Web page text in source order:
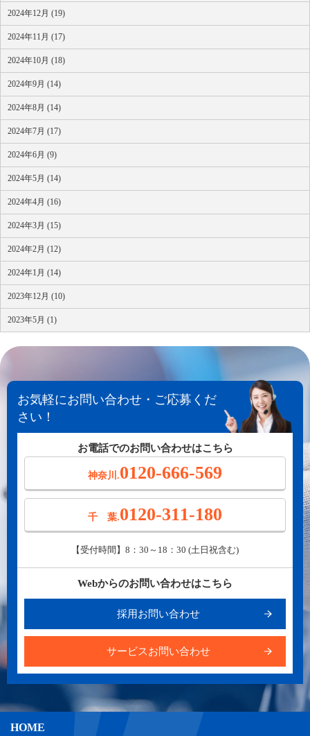
2024年12月 (19)
2024年11月 (17)
2024年10月 (18)
2024年9月 (14)
2024年8月 (14)
2024年7月 (17)
2024年6月 (9)
2024年5月 (14)
2024年4月 (16)
2024年3月 (15)
2024年2月 (12)
2024年1月 (14)
2023年12月 (10)
2023年5月 (1)
お気軽にお問い合わせ・ご応募くだ
さい！
お電話でのお問い合わせはこちら
神奈川.0120-666-569
千 葉.0120-311-180
【受付時間】8：30～18：30 (土日祝含む)
Webからのお問い合わせはこちら
採用お問い合わせ
サービスお問い合わせ
HOME